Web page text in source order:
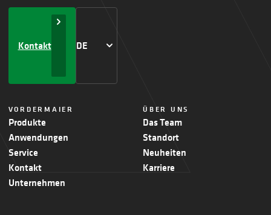
Kontakt DE
VORDERMAIER
Produkte
Anwendungen
Service
Kontakt
Unternehmen
ÜBER UNS
Das Team
Standort
Neuheiten
Karriere